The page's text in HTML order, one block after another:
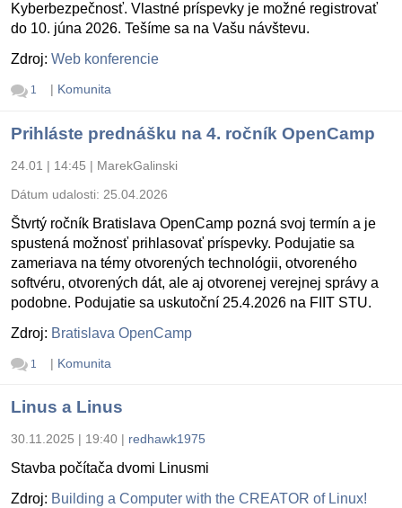
Kyberbezpečnosť. Vlastné príspevky je možné registrovať
do 10. júna 2026. Tešíme sa na Vašu návštevu.
Zdroj: Web konferencie
1 | Komunita
Prihláste prednášku na 4. ročník OpenCamp
24.01 | 14:45 | MarekGalinski
Dátum udalosti: 25.04.2026
Štvrtý ročník Bratislava OpenCamp pozná svoj termín a je
spustená možnosť prihlasovať príspevky. Podujatie sa
zameriava na témy otvorených technológii, otvoreného
softvéru, otvorených dát, ale aj otvorenej verejnej správy a
podobne. Podujatie sa uskutoční 25.4.2026 na FIIT STU.
Zdroj: Bratislava OpenCamp
1 | Komunita
Linus a Linus
30.11.2025 | 19:40 | redhawk1975
Stavba počítača dvomi Linusmi
Zdroj: Building a Computer with the CREATOR of Linux!